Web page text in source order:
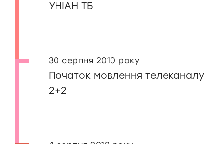
УНІАН ТБ
30 серпня 2010 року
Початок мовлення телеканалу
2+2